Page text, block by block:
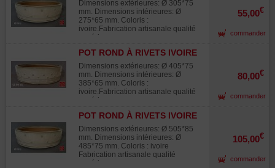
Dimensions extérieures: Ø 305*75
mm. Dimensions intérieures: Ø
275*65 mm. Coloris :
ivoire.Fabrication artisanale qualité
supérieure.
55,00€
commander
POT ROND À RIVETS IVOIRE
405 MM. O14
Dimensions extérieures: Ø 405*75
mm. Dimensions intérieures: Ø
385*65 mm. Coloris :
ivoire.Fabrication artisanale qualité
supérieure.
80,00€
commander
POT ROND À RIVETS IVOIRE
505 MM. O14
Dimensions extérieures: Ø 505*85
mm. Dimensions intérieures: Ø
485*75 mm. Coloris : ivoire
Fabrication artisanale qualité
supérieure.
105,00€
commander